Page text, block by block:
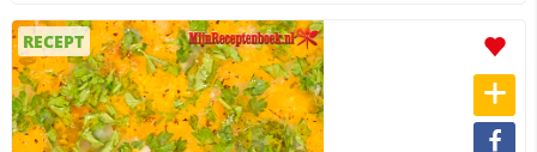
RECEPT